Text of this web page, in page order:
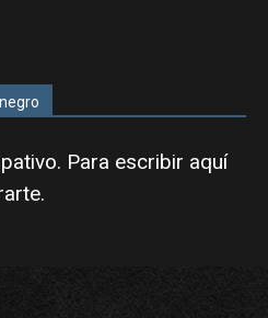
Para escribir aquí
.